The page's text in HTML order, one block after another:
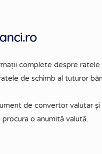
complete despre ratele
de schimb al tuturor
de convertor valutar
o anumită valută.